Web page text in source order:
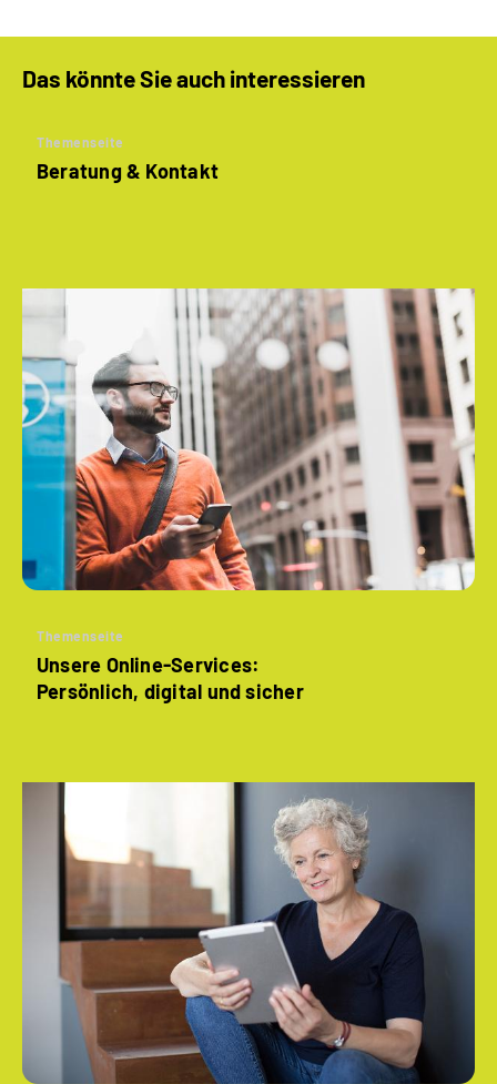
Das könnte Sie auch interessieren
Themenseite
Beratung & Kontakt
Themenseite
Unsere Online-Services:
Persönlich, digital und sicher